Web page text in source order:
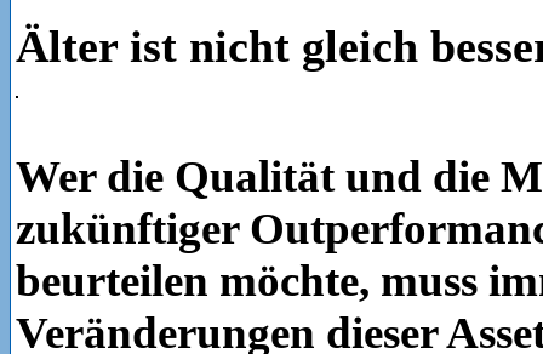
Älter ist nicht gleich
Wer die Qualität und die
zukünftiger
beurteilen möchte, muss
Veränderungen dieser